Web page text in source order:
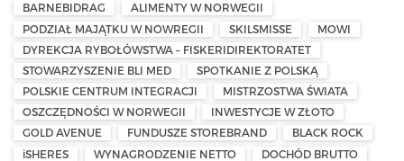
BARNEBIDRAG
ALIMENTY W NORWEGII
PODZIAŁ MAJĄTKU W NOWREGII
SKILSMISSE
MOWI
DYREKCJA RYBOŁÓWSTWA – FISKERIDIREKTORATET
STOWARZYSZENIE BLI MED
SPOTKANIE Z POLSKĄ
POLSKIE CENTRUM INTEGRACJI
MISTRZOSTWA ŚWIATA
OSZCZĘDNOŚCI W NORWEGII
INWESTYCJE W ZŁOTO
GOLD AVENUE
FUNDUSZE STOREBRAND
BLACK ROCK
iSHERES
WYNAGRODZENIE NETTO
DOCHÓD BRUTTO